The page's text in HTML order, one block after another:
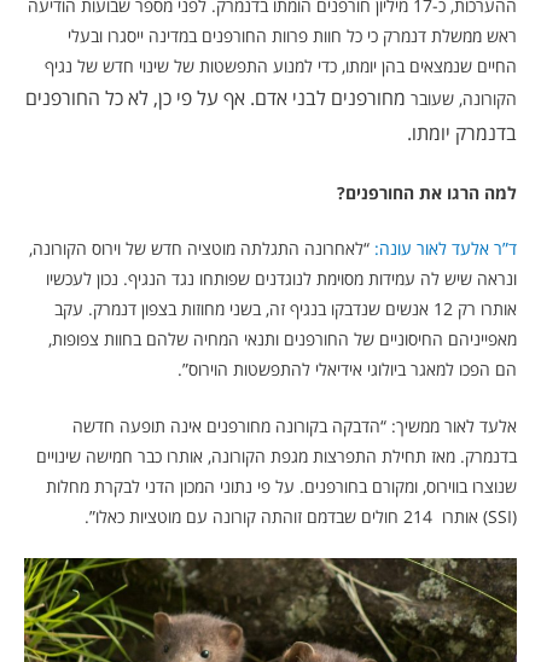
ההערכות, כ-17 מיליון חורפנים הומתו בדנמרק. לפני מספר שבועות הודיעה
ראש ממשלת דנמרק כי כל חוות פרוות החורפנים במדינה ייסגרו ובעלי
החיים שנמצאים בהן יומתו, כדי למנוע התפשטות של שינוי חדש של נגיף
הקורונה, שעובר מחורפנים לבני אדם. אף על פי כן, לא כל החורפנים
בדנמרק יומתו.
למה הרגו את החורפנים?
ד”ר אלעד לאור עונה: “לאחרונה התגלתה מוטציה חדש של וירוס הקורונה,
ונראה שיש לה עמידות מסוימת לנוגדנים שפותחו נגד הנגיף. נכון לעכשיו
אותרו רק 12 אנשים שנדבקו בנגיף זה, בשני מחוזות בצפון דנמרק. עקב
מאפייניהם החיסוניים של החורפנים ותנאי המחיה שלהם בחוות צפופות,
הם הפכו למאגר ביולוגי אידיאלי להתפשטות הוירוס”.
אלעד לאור ממשיך: “הדבקה בקורונה מחורפנים אינה תופעה חדשה
בדנמרק. מאז תחילת התפרצות מגפת הקורונה, אותרו כבר חמישה שינויים
שנוצרו בווירוס, ומקורם בחורפנים. על פי נתוני המכון הדני לבקרת מחלות
(SSI) אותרו 214 חולים שבדמם זוהתה קורונה עם מוטציות כאלו”.